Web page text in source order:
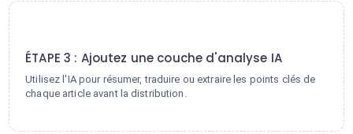
ÉTAPE 3 : Ajoutez une couche d'analyse IA
Utilisez l'IA pour résumer, traduire ou extraire les points clés de
chaque article avant la distribution.